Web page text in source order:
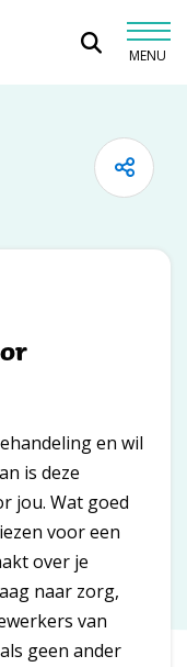
MENU
en wil
is deze
jou. Wat goed
voor een
over je
naar zorg,
van
geen ander